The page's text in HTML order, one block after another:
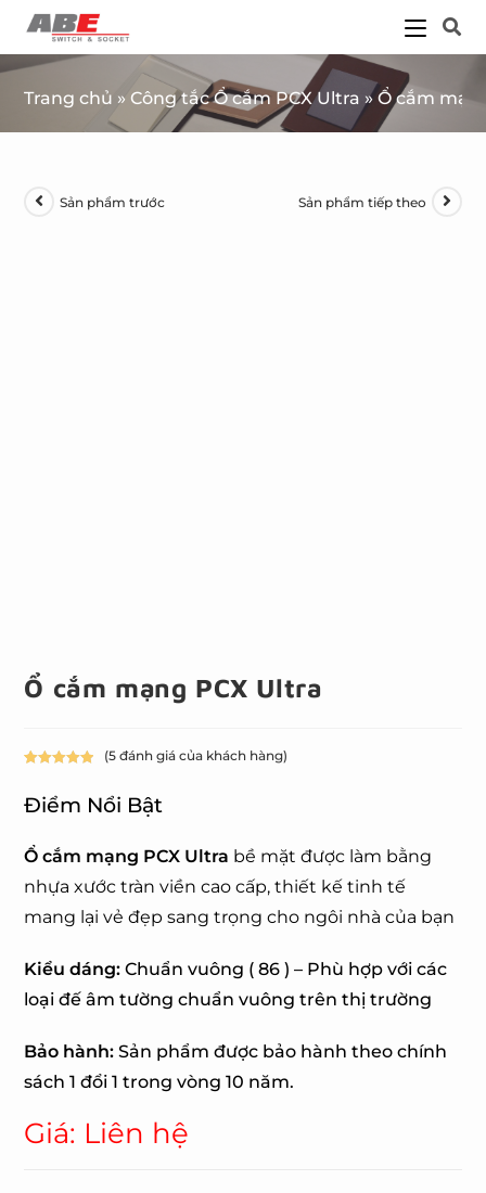
Trang chủ »Công tắc Ổ cắm PCX Ultra »Ổ cắm
Sản phẩm trước Sản phẩm tiếp theo
Ổ cắm mạng PCX Ultra
dựa trên
(5 đánh giá của khách hàng)
Điểm Nổi Bật
Ổ cắm mạng PCX Ultra bề mặt được làm bằng
nhựa xước tràn viền cao cấp,thiết kế tinh tế
mang lại vẻ đẹp sang trọng cho ngôi nhà của bạn
Kiểu dáng:Chuẩn vuông ( 86 ) – Phù hợp với các
loại đế âm tường chuẩn vuông trên thị trường
Bảo hành:Sản phẩm được bảo hành theo chính
sách 1 đổi 1 trong vòng 10 năm.
Giá: Liên hệ